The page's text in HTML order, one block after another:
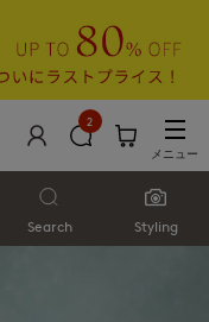
2
メニュー
Search Styling